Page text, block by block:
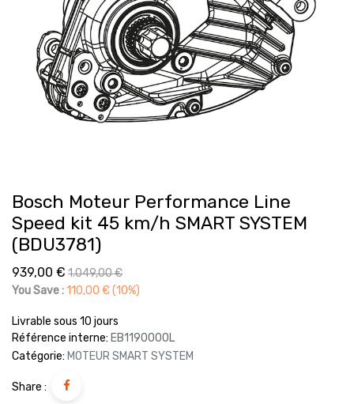
Bosch Moteur Performance Line
Speed kit 45 km/h SMART SYSTEM
(BDU3781)
939,00 € 1.049,00€
You Save :110,00 €(10%)
Livrable sous 10 jours
Référence interne: EB1190000L
Catégorie: MOTEUR SMART SYSTEM
Share :